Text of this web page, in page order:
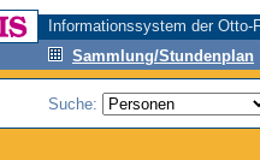
Informationssystem der
Sammlung/Stundenplan
Suche: